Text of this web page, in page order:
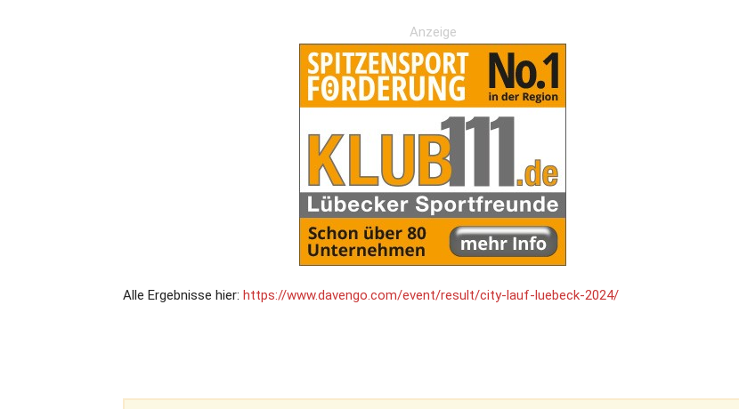
Anzeige
Alle Ergebnisse hier: https://www.davengo.com/event/result/city-lauf-luebeck-2024/